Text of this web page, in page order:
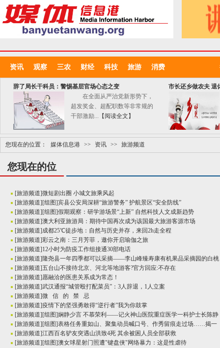
资讯 观察 三农 财经 科技 旅游 消费
辞了局长干科员：警惕基层官场心态之变
在全面从严治党新形势下，
超发奖金、超配职数等非常规的
干部激励... 【阅读全文】
市长还乡做农夫 退
您现在的位置： 媒体信息港 >> 资讯 >> 旅游频道
您现在的位
港>>资
讯 >>旅游频
道
[旅游频道]微短剧出圈 小城文旅乘风起
[旅游频道] [组图]宾县公安局深耕“旅游警务” 护航景区“安全防线”
[旅游频道] [组图]假期观察：研学游场景“上新” 自然科技人文成新趋势
[旅游频道]澳大利亚旅游局：期待中国再次成为该国最大旅游客源市场
[旅游频道] 成都25℃徒步地：自然与历史并存，来回2h走全程
[旅游频道]彩云之南：三月芳菲，邀你开启瑜伽之旅
[旅游频道] 12小时为防疫工作组接通30部电话
[旅游频道] 隆尧县一年四季都可以采摘——李山峰臻寿康有机果品采摘园的白桃
[旅游频道]五台山不接待北京、河北等地游客?官方回应:不存在
[旅游频道] 愿融洽的医患关系成为常态！
[旅游频道]武汉通报“城管殴打配菜员”：3人辞退，1人立案
[旅游频道]微 信 的 禁 忌
[旅游频道]疫情下的坚强勇敢得“逆行者”我为你鼓掌
[旅游频道] [组图]娴静少言 不慕荣利——记火神山医院重症医学一科护士长陈静
[旅游频道] [组图]表格任务重如山、聚集动员喊口号、作秀留痕走过场……揭一
[旅游频道]江西百名驴友突遇山洪致4死 其余被困人员全部获救
[旅游频道] [组图]澳女球星射门照遭"键盘侠"网络暴力：这是性虐待